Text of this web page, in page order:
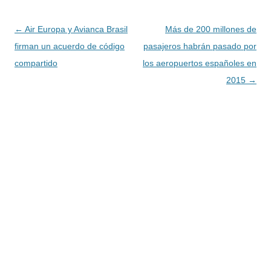
Navegación
de
entradas
← Air Europa y Avianca Brasil
firman un acuerdo de código
compartido
Más de 200 millones de
pasajeros habrán pasado por
los aeropuertos españoles en
2015 →